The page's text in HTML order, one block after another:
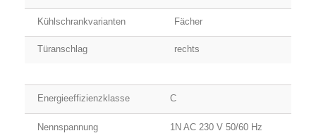
Kühlschrankvarianten Fächer
Türanschlag rechts
Energieeffizienzklasse C
Nennspannung 1N AC 230 V 50/60 Hz